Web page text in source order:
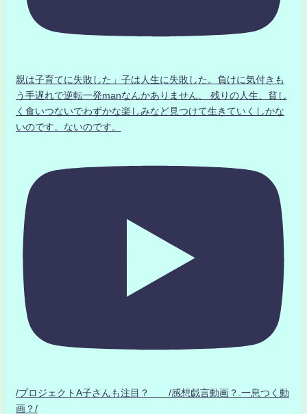
親は子育てに失敗した」子は人生に失敗した。負けに気付きも
う手遅れで逆転一発manなんかありません、 残りの人生、貧し
く食いつないでわずかな楽しみなど見つけて生きていくしかな
いのです。ないのです。
/プロジェクトA子さんも注目？ /感想戯言動画？.一息つく動
画？/